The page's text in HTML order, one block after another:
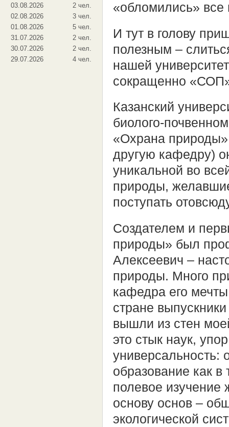
03.08.2026
2 чел.
02.08.2026
3 чел.
01.08.2026
5 чел.
31.07.2026
2 чел.
30.07.2026
2 чел.
29.07.2026
4 чел.
«обломились» все
И тут в голову
полезным –
нашей
сокращенно
Казанский
биолого-
«Охрана
другую кафедру)
уникальной во
природы,
поступать
Создателем и
природы» был
Алексеевич –
природы. Много
кафедра его
стране
вышли из стен
это стык наук,
универсальность:
образование как в
полевое изучение
основу основ –
экологической